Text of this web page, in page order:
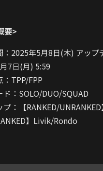
要>
：2025年5月8日(木) アップ
7日(月) 5:59
：TPP/FPP
ド：SOLO/DUO/SQUAD
プ：【RANKED/
】Livik/Rondo